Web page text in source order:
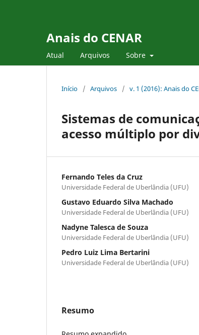
Anais do CENAR
Atual Arquivos Sobre
Início / Arquivos / v. 1 (2016): Anais do
Sistemas de
acesso múltiplo por
Fernando Teles da Cruz
Universidade Federal de Uberlândia (UFU)
Gustavo Eduardo Silva Machado
Universidade Federal de Uberlândia (UFU)
Nadyne Talesca de Souza
Universidade Federal de Uberlândia (UFU)
Pedro Luiz Lima Bertarini
Universidade Federal de Uberlândia (UFU)
Resumo